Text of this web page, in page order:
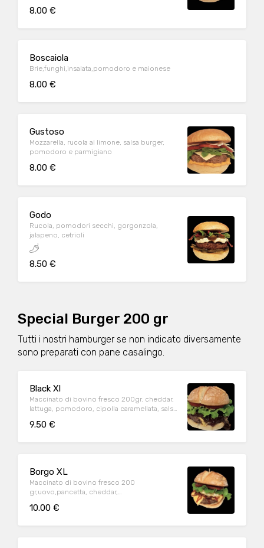
8.00 €
Boscaiola
Brie,funghi,insalata,pomodoro e maionese
8.00 €
Gustoso
Mozzarella, rucola al limone, salsa burger,
pomodoro e parmigiano
8.00 €
Godo
Rucola, pomodori secchi, gorgonzola,
jalapeno, cetrioli
8.50 €
Special Burger 200 gr
Tutti i nostri hamburger se non indicato diversamente
sono preparati con pane casalingo.
Black Xl
Maccinato di bovino fresco 200gr. cheddar,
lattuga, pomodoro, cipolla caramellata, salsa
9.50 €
Borgo XL
Maccinato di bovino fresco 200
gr,uovo,pancetta, cheddar,
10.00 €